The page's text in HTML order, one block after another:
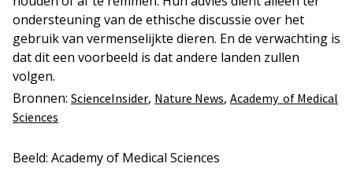
ondersteuning van de ethische discussie over het
gebruik van vermenselijkte dieren. En de verwachting is
dat dit een voorbeeld is dat andere landen zullen
volgen.
Bronnen: ScienceInsider, Nature News, Academy of Medical
Sciences
Beeld: Academy of Medical Sciences